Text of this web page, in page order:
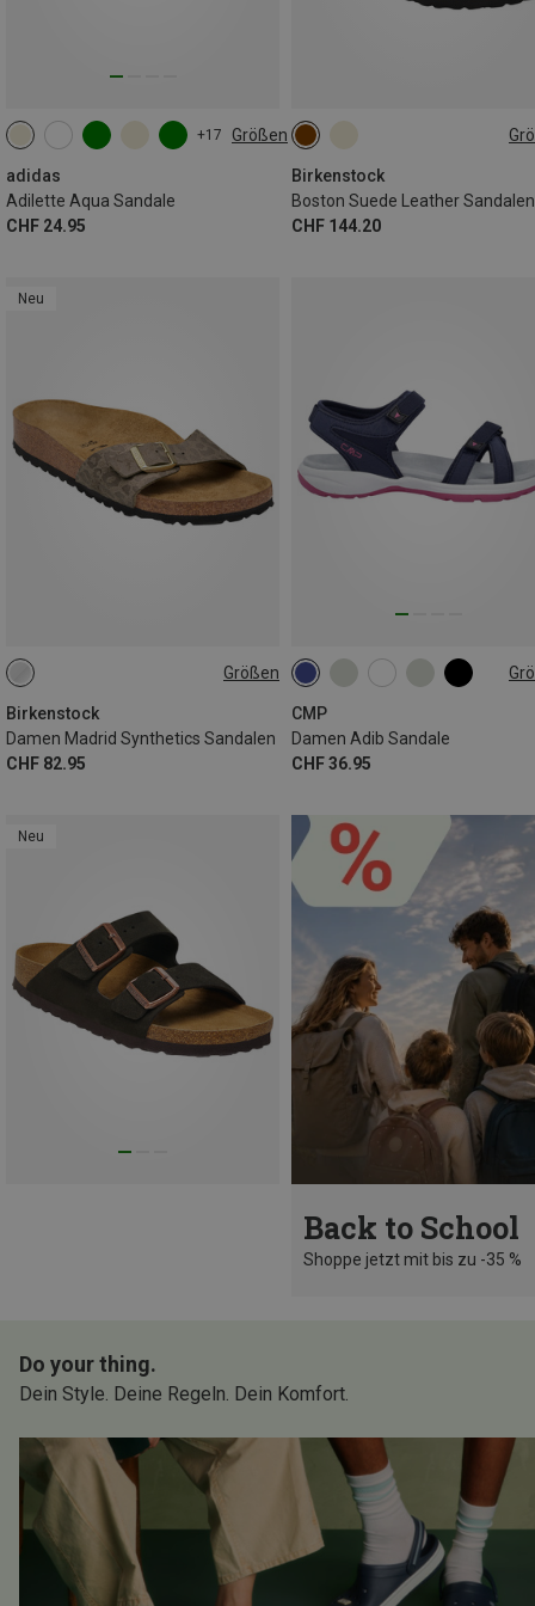
+17 Größen
adidas
Adilette Aqua Sandale
CHF 24.95
Birkenstock
Boston Suede Leather Sandalen
CHF 144.20
Neu
Größen
Birkenstock
Damen Madrid Synthetics Sandalen
CHF 82.95
38
CMP
Damen Adib Sandale
CHF 36.95
36 37 38 39
40
41
Neu
Back to School
Shoppe jetzt mit bis zu -35 %
Do your thing.
Dein Style. Deine Regeln. Dein Komfort.